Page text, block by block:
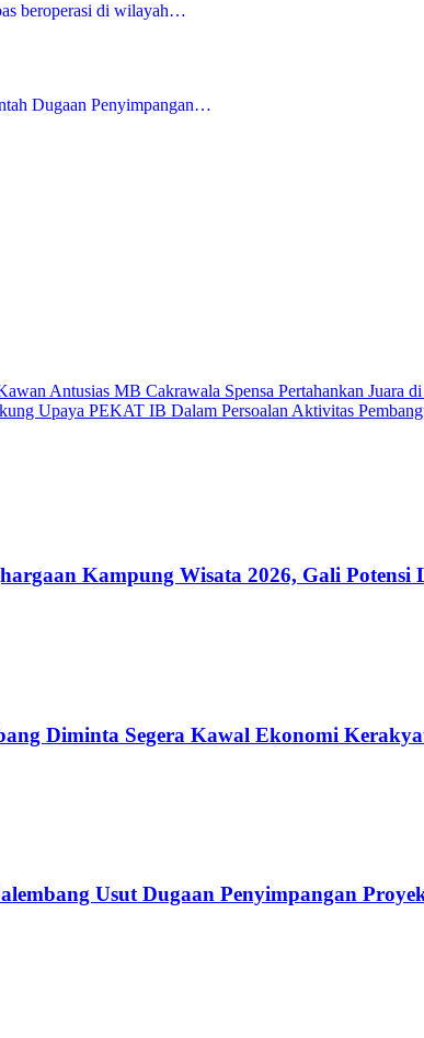
beroperasi di wilayah…
Dugaan Penyimpangan…
Antusias MB Cakrawala Spensa Pertahankan Juara
Upaya PEKAT IB Dalam Persoalan Aktivitas
Kampung Wisata 2026, Gali
Diminta Segera Kawal Ekonomi
Usut Dugaan Penyimpangan